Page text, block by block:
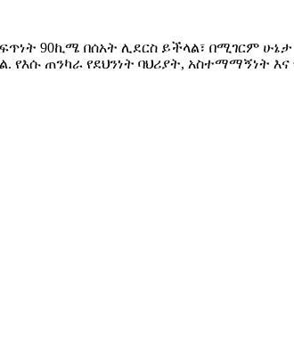
ፍጥነት 90ኪሜ በሰአት ሊደርስ ይችላል፣ በሚገርም
ጠንካራ የደህንነት ባህሪያት, አስተማማኝነት